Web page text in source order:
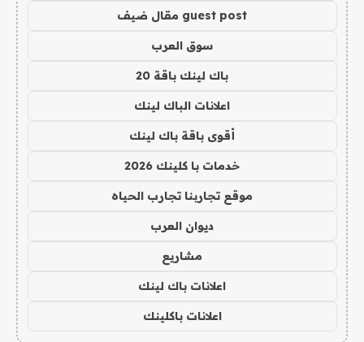
guest post مقال ضيف
سوق العرب
باك لينك باقة 20
اعلانات الباك لينك
أقوى باقة باك لينك
خدمات با كلينك 2026
موقع تجاربنا تجارب الحياه
ديوان العرب
مشاريع
اعلانات باك لينك
اعلانات باكلينك